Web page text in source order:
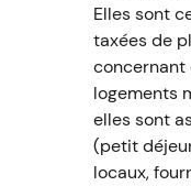
Elles sont
taxées de
concernant
logements
elles sont
(petit
locaux,